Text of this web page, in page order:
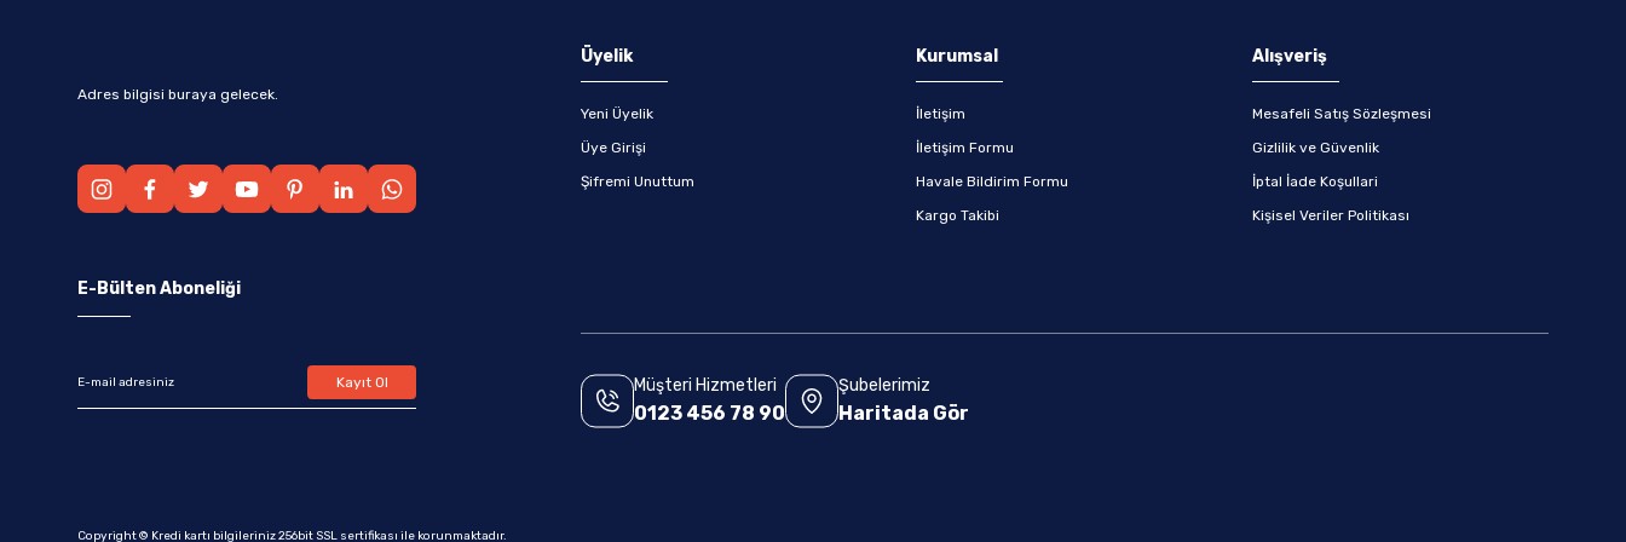
Adres bilgisi buraya gelecek.
Üyelik
Yeni Üyelik
Üye Girişi
Şifremi Unuttum
Kurumsal
İletişim
İletişim Formu
Havale Bildirim Formu
Kargo Takibi
Alışveriş
Mesafeli Satış Sözleşmesi
Gizlilik ve Güvenlik
İptal İade Koşullari
Kişisel Veriler Politikası
E-Bülten Aboneliği
Kayıt Ol Müşteri Hizmetleri
0123 456 78 90
Şubelerimiz
Haritada Gör
Copyright © Kredi kartı bilgileriniz 256bit SSL sertifikası ile korunmaktadır.